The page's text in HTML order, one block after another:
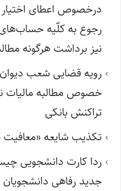
درخصوص اعطای
رجوع به کلّیه
نیز برداشت هرگونه
رویه قضایی شعب
خصوص مطالبه مالیات
تراکنش بانکی
تکذیب شایعه «معافیت
ردا کارت دانشجویی
جدید رفاهی دانشجویان از